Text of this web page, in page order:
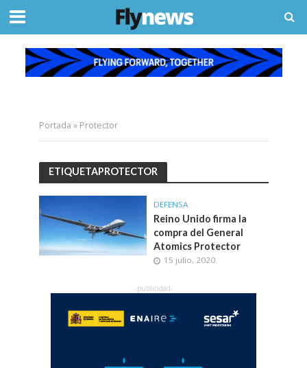
Portada » Protector
ETIQUETAPROTECTOR
DEFENSA
Reino Unido firma la
compra del General
Atomics Protector
15 julio, 2020